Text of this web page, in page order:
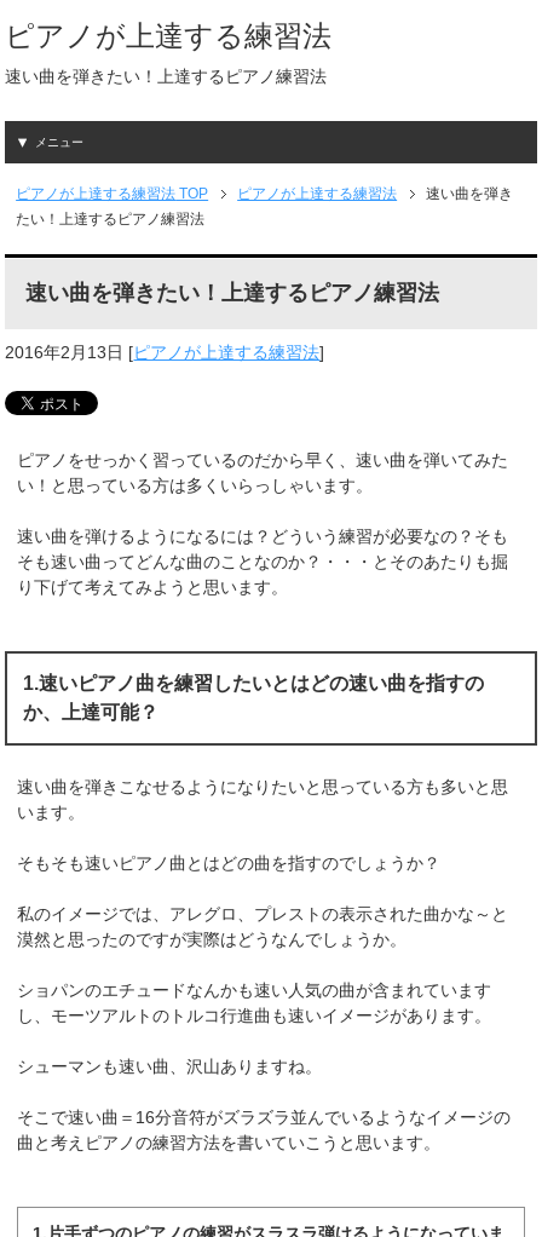
ピアノが上達する練習法
速い曲を弾きたい！上達するピアノ練習法
メニュー
ピアノが上達する練習法 TOP ピアノが上達する練習法
速い曲を弾き
たい！上達するピアノ練習法
速い曲を弾きたい！上達するピアノ練習法
2016年2月13日 [ピアノが上達する練習法]
ピアノをせっかく習っているのだから早く、速い曲を弾いてみた
い！と思っている方は多くいらっしゃいます。
速い曲を弾けるようになるには？どういう練習が必要なの？そも
そも速い曲ってどんな曲のことなのか？・・・とそのあたりも掘
り下げて考えてみようと思います。
1.速いピアノ曲を練習したいとはどの速い曲を指すの
か、上達可能？
速い曲を弾きこなせるようになりたいと思っている方も多いと思
います。
そもそも速いピアノ曲とはどの曲を指すのでしょうか？
私のイメージでは、アレグロ、プレストの表示された曲かな～と
漠然と思ったのですが実際はどうなんでしょうか。
ショパンのエチュードなんかも速い人気の曲が含まれています
し、モーツアルトのトルコ行進曲も速いイメージがあります。
シューマンも速い曲、沢山ありますね。
そこで速い曲＝16分音符がズラズラ並んでいるようなイメージの
曲と考えピアノの練習方法を書いていこうと思います。